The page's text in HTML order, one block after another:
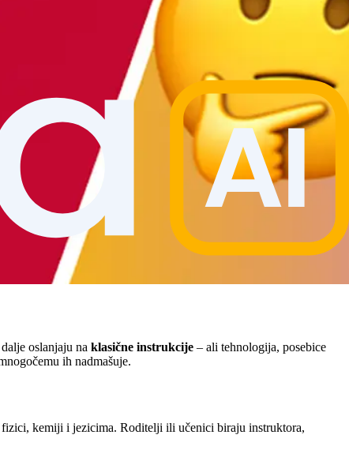
oslanjaju na klasične instrukcije – ali tehnologija, posebice
ih nadmašuje.
kemiji i jezicima. Roditelji ili učenici biraju instruktora,